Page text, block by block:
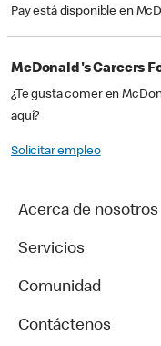
Pay está disponible en
McDonald's Careers
¿Te gusta comer en
aquí?
Solicitar empleo
Acerca de nosotros
Servicios
Comunidad
Contáctenos